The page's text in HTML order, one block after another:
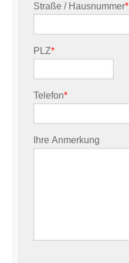
Straße / Hausnummer*
PLZ*
Telefon*
Ihre Anmerkung